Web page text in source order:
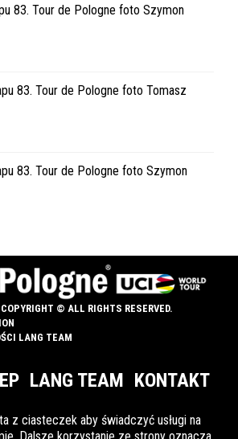
83. Tour de Pologne foto Szymon
83. Tour de Pologne foto Tomasz
83. Tour de Pologne foto Szymon
© ALL RIGHTS RESERVED.
LANG TEAM
LANG TEAM KONTAKT
z ciasteczek aby świadczyć usługi na